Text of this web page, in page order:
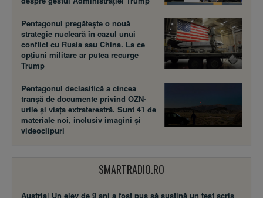
Pentagonul pregătește o nouă
strategie nucleară în cazul unui
conflict cu Rusia sau China. La ce
opțiuni militare ar putea recurge
Trump
Pentagonul declasifică a cincea
tranșă de documente privind OZN-
urile și viața extraterestră. Sunt 41 de
materiale noi, inclusiv imagini și
videoclipuri
SMARTRADIO.RO
Austria| Un elev de 9 ani a fost pus să susţină un test scris